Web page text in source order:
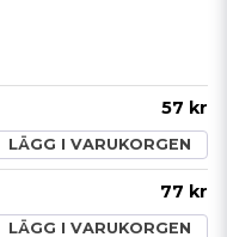
57 kr
LÄGG I VARUKORGEN
77 kr
LÄGG I VARUKORGEN